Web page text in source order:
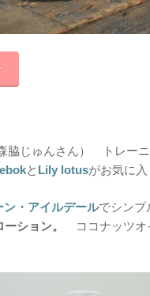
森脇じゅんさん） トレーニ
と Lily lotusがお気に入
ン・アイルデールでシンプ
ション。
ココナッツオ